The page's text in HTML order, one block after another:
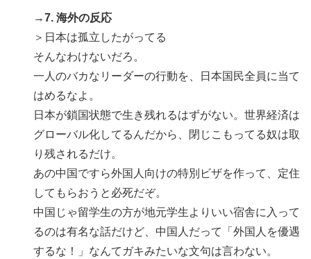
→7. 海外の反応
＞日本は孤立したがってる
そんなわけないだろ。
一人のバカなリーダーの行動を、日本国民全員に当て
はめるなよ。
日本が鎖国状態で生き残れるはずがない。世界経済は
グローバル化してるんだから、閉じこもってる奴は取
り残されるだけ。
あの中国ですら外国人向けの特別ビザを作って、定住
してもらおうと必死だぞ。
中国じゃ留学生の方が地元学生よりいい宿舎に入って
るのは有名な話だけど、中国人だって「外国人を優遇
するな！」なんてガキみたいな文句は言わない。